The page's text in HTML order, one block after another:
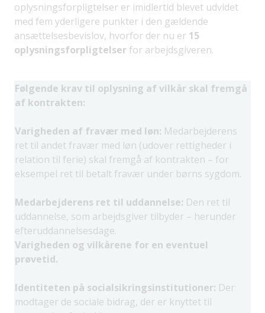
oplysningsforpligtelser er imidlertid blevet udvidet
med fem yderligere punkter i den gældende
ansættelsesbevislov, hvorfor der nu er 15
oplysningsforpligtelserfor arbejdsgiveren.
Følgende krav til oplysning af vilkår skal fremgå
af kontrakten:
Varigheden af fravær med løn: Medarbejderens
ret til andet fravær med løn (udover rettigheder i
relation til ferie) skal fremgå af kontrakten – for
eksempel ret til betalt fravær under børns sygdom.
Medarbejderens ret til uddannelse: Den ret til
uddannelse, som arbejdsgiver tilbyder – herunder
efteruddannelsesdage.
Varigheden og vilkårene for en eventuel
prøvetid.
Identiteten på socialsikringsinstitutioner: Der
modtager de sociale bidrag, der er knyttet til